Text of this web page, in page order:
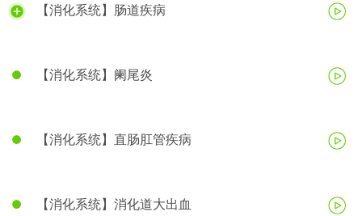
【消化系统】肠道疾病
【消化系统】阑尾炎
【消化系统】直肠肛管疾病
【消化系统】消化道大出血